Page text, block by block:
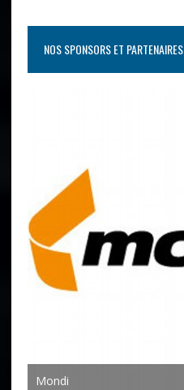
NOS SPONSORS ET PARTENAIRES
Mondi